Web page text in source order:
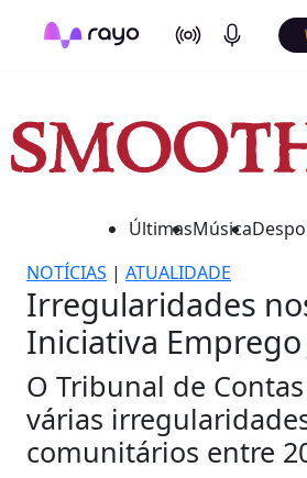
On Air Podcasts
ÚltimasMúsica
NOTÍCIAS | ATUALIDADE
Irregularidades
Iniciativa Emprego
O Tribunal de
várias
comunitários entre